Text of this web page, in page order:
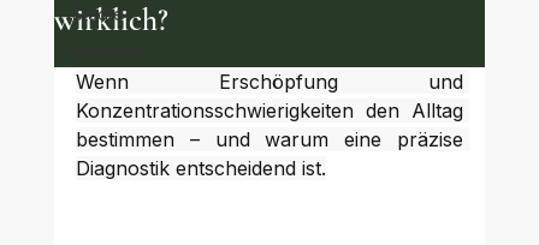
Städte
wirklich?
Wenn Erschöpfung und
Konzentrationsschwierigkeiten den Alltag
bestimmen – und warum eine präzise
Diagnostik entscheidend ist.